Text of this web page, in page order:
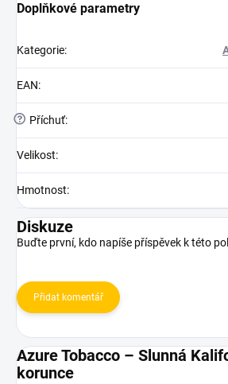
Doplňkové parametry
Kategorie:
EAN:
? Příchuť:
Velikost:
Hmotnost:
Diskuze
Buďte první, kdo napíše příspěvek k této
Přidat komentář
Azure Tobacco – Slunná
korunce